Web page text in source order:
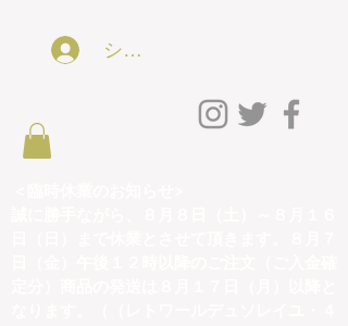
ショッピング会員アカウン